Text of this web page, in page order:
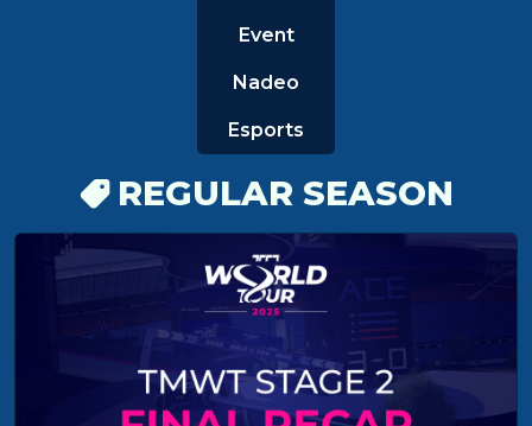
Event
Nadeo
Esports
REGULAR SEASON